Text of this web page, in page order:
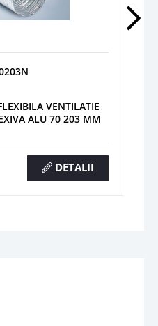
VENTILATIE
ALU 70 203 MM
DETALII